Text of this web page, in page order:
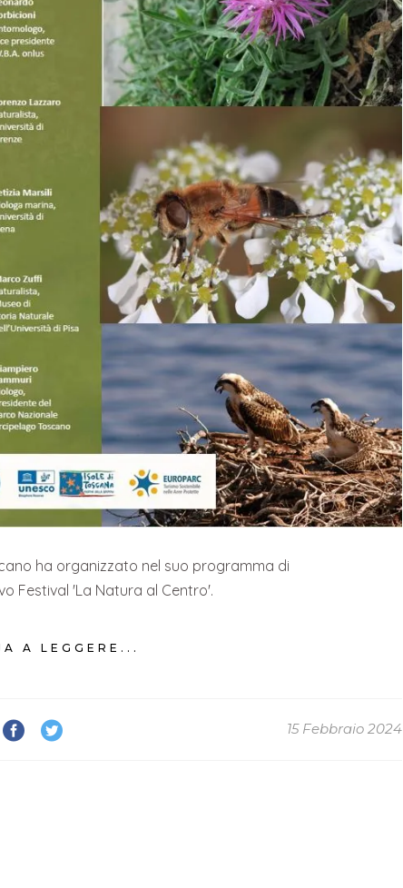
ha organizzato nel suo programma di
Festival 'La Natura al Centro'.
A LEGGERE...
15 Febbraio 2024